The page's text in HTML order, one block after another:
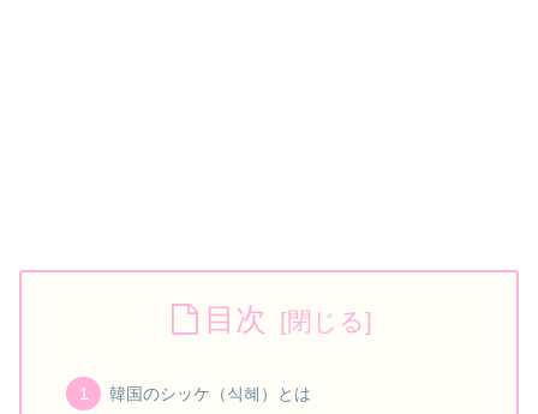
目次
韓国のシッケ（식혜）とは